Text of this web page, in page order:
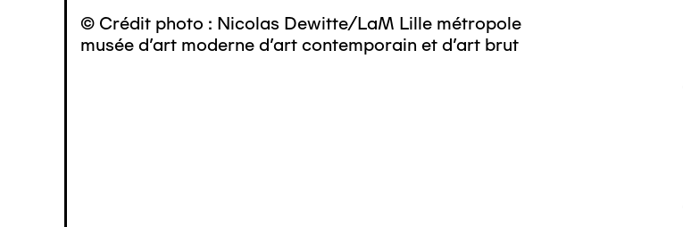
© Crédit photo : Nicolas Dewitte/LaM Lille métropole
musée d’art moderne d’art contemporain et d’art brut